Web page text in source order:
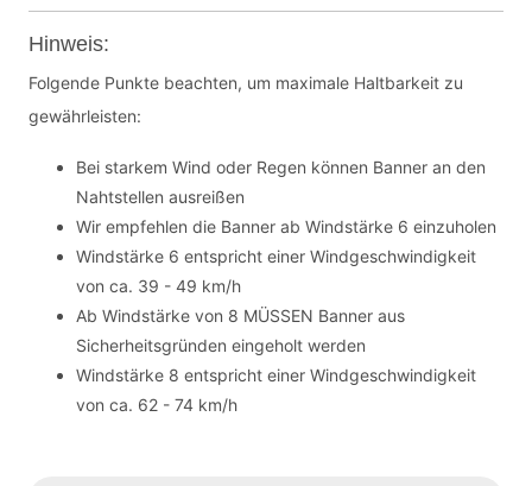
Hinweis:
Folgende Punkte beachten, um maximale Haltbarkeit zu
gewährleisten:
Bei starkem Wind oder Regen können Banner an den
Nahtstellen ausreißen
Wir empfehlen die Banner ab Windstärke 6 einzuholen
Windstärke 6 entspricht einer Windgeschwindigkeit
von ca. 39 - 49 km/h
Ab Windstärke von 8 MÜSSEN Banner aus
Sicherheitsgründen eingeholt werden
Windstärke 8 entspricht einer Windgeschwindigkeit
von ca. 62 - 74 km/h